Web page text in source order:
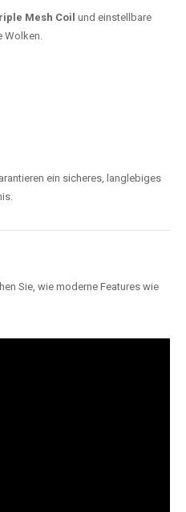
Mesh Coil und einstellbare
Wolken.
ein sicheres, langlebiges
Sie, wie moderne Features wie